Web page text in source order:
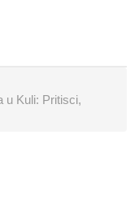
u Kuli: Pritisci,